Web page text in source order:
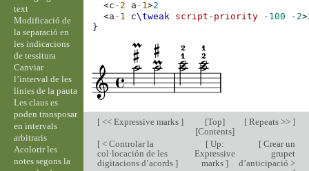
<c -2 a -1>2
<a -1 c\tweak script-priority -100 -2>
}
[<< Expressive marks ] [Top]
[Contents]
[Repeats >> ]
[< Controlar la
col·locación de les
digitacions d’acords ]
[ Up:
Expressive
marks]
[Crear un
grupet
d’anticipació >
text
Modificació de
la separació en
les indicacions
de tessitura
Canviar
l’interval de les
línies de la pauta
Les claus es
poden transposar
en intervals
arbitraris
Acolorir les
notes segons la